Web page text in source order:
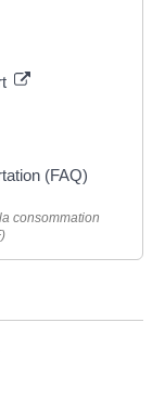
(FAQ)
consommation